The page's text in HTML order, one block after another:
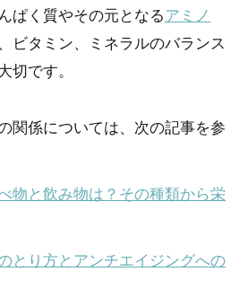
ぱく質やその元となるアミノ
ビタミン、ミネラルのバランス
切です。
関係については、次の記事を参
物と飲み物は？その種類から栄
とり方とアンチエイジングへの